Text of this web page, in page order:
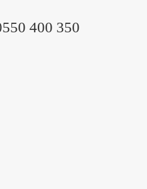
400 350